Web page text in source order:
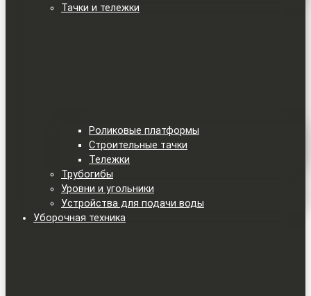
Тачки и тележки
Роликовые платформы
Строительные тачки
Тележки
Трубогибы
Уровни и угольники
Устройства для подачи воды
Уборочная техника